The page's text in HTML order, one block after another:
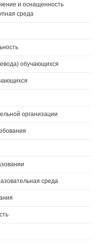
и оснащенность
среда
обучающихся
организации
среда